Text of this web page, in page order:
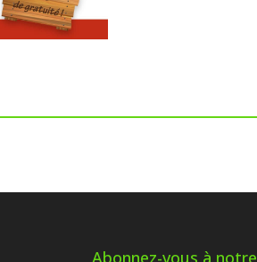
Abonnez-vous à notre